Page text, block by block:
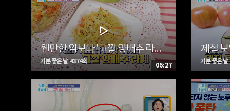
웬만한 약보다 '고깔 양배추 라페'
기분 좋은 날 4374회
06:27
제철
기분 좋은